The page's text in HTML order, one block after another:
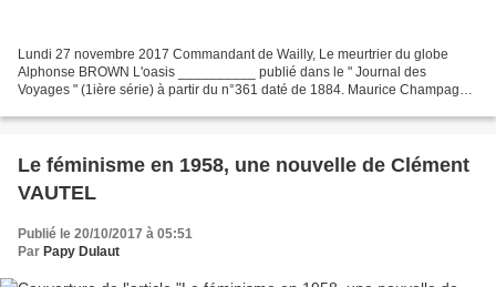
Lundi 27 novembre 2017 Commandant de Wailly, Le meurtrier du globe
Alphonse BROWN L'oasis __________ publié dans le " Journal des
Voyages " (1ière série) à partir du n°361 daté de 1884. Maurice Champagne
Le féminisme en 1958, une nouvelle de Clément
VAUTEL
Publié le 20/10/2017 à 05:51
Par Papy Dulaut